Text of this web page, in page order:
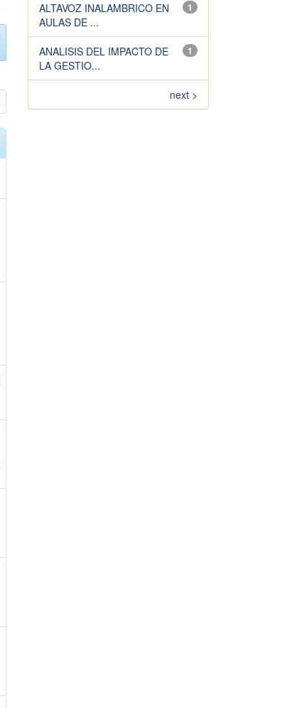
1
ALTAVOZ INALAMBRICO EN
AULAS DE ...
1
ANALISIS DEL IMPACTO DE
LA GESTIO...
next >